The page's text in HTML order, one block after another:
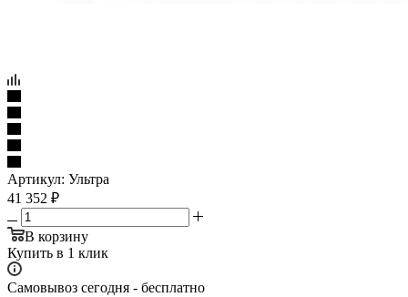
Артикул: Ультра
41 352 ₽
В корзину
Купить в 1 клик
Самовывоз сегодня - бесплатно